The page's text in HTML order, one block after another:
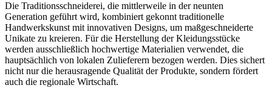
Die Traditionsschneiderei, die mittlerweile in der neunten
Generation geführt wird, kombiniert gekonnt traditionelle
Handwerkskunst mit innovativen Designs, um maßgeschneiderte
Unikate zu kreieren. Für die Herstellung der Kleidungsstücke
werden ausschließlich hochwertige Materialien verwendet, die
hauptsächlich von lokalen Zulieferern bezogen werden. Dies sichert
nicht nur die herausragende Qualität der Produkte, sondern fördert
auch die regionale Wirtschaft.